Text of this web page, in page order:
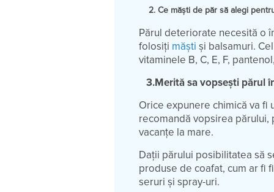
2. Ce măști de păr să alegi
Părul deteriorate necesită o
folosiți măști și balsamuri.
vitaminele B, C, E, F,
3.Merită sa vopsești părul
Orice expunere chimică va fi
recomandă vopsirea
vacanțe la mare.
Dații părului posibilitatea să
produse de coafat, cum ar fi
seruri și spray-uri.